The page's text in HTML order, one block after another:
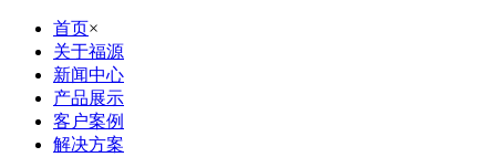
首页×
关于福源
新闻中心
产品展示
客户案例
解决方案